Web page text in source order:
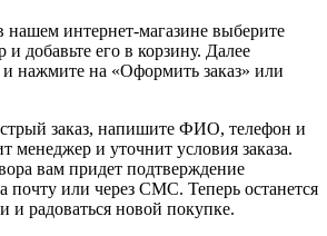
нашем интернет-магазине выберите
добавьте его в корзину. Далее
нажмите на «Оформить заказ» или
заказ, напишите ФИО, телефон и
менеджер и уточнит условия заказа.
вам придет подтверждение
почту или через СМС. Теперь останется
и радоваться новой покупке.